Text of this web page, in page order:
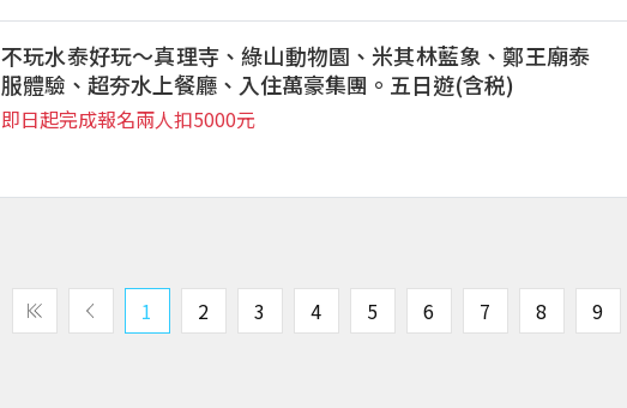
不玩水泰好玩～真理寺、綠山動物園、米其林藍象、鄭王廟泰
服體驗、超夯水上餐廳、入住萬豪集團。五日遊(含税)
即日起完成報名兩人扣5000元
1 2 3 4 5 6 7 8 9